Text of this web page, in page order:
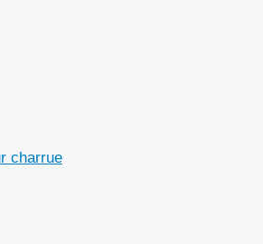
charrue